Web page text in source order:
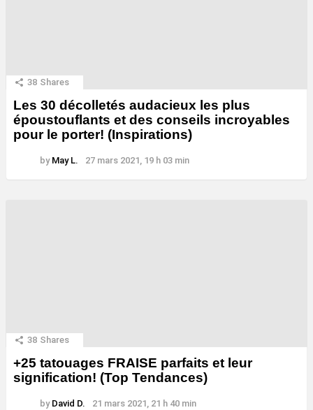
38 Shares
Les 30 décolletés audacieux les plus
époustouflants et des conseils incroyables
pour le porter! (Inspirations)
by May L. 27 mars 2021, 19 h 03 min
38 Shares
+25 tatouages ​​FRAISE parfaits et leur
signification! (Top Tendances)
by David D. 21 mars 2021, 21 h 40 min